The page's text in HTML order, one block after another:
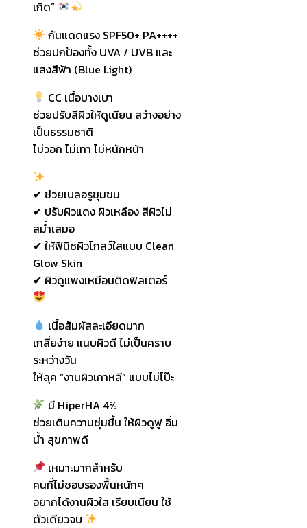
เกิด”
กันแดดแรง SPF50+ PA++++
ช่วยปกป้องทั้ง UVA / UVB และ
แสงสีฟ้า (Blue Light)
CC เนื้อบางเบา
ช่วยปรับสีผิวให้ดูเนียน สว่างอย่าง
เป็นธรรมชาติ
ไม่วอก ไม่เทา ไม่หนักหน้า
✔ ช่วยเบลอรูขุมขน
✔ ปรับผิวแดง ผิวเหลือง สีผิวไม่
สม่ำเสมอ
✔ ให้ฟินิชผิวโกลว์ใสแบบ Clean
Glow Skin
✔ ผิวดูแพงเหมือนติดฟิลเตอร์
เนื้อสัมผัสละเอียดมาก
เกลี่ยง่าย แนบผิวดี ไม่เป็นคราบ
ระหว่างวัน
ให้ลุค “งานผิวเกาหลี” แบบไม่โป๊ะ
มี HiperHA 4%
ช่วยเติมความชุ่มชื้น ให้ผิวดูฟู อิ่ม
น้ำ สุขภาพดี
เหมาะมากสำหรับ
คนที่ไม่ชอบรองพื้นหนักๆ
อยากได้งานผิวใส เรียบเนียน ใช้
ตัวเดียวจบ